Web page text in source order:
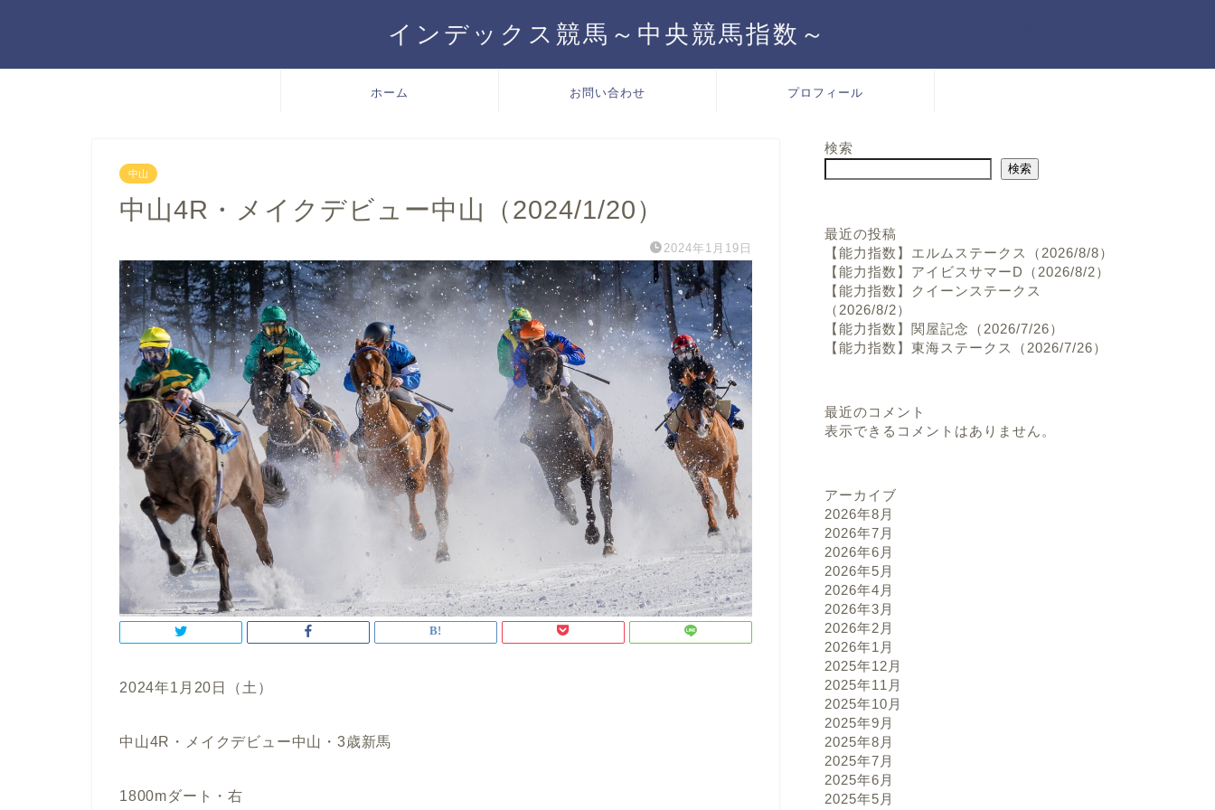
インデックス競馬～中央競馬指数～
ホーム お問い合わせ プロフィール
中山
中山4R・メイクデビュー中山（2024/1/20）
2024年1月19日
2024年1月20日（土）
中山4R・メイクデビュー中山・3歳新馬
1800mダート・右
検索
検索
最近の投稿
【能力指数】エルムステークス（2026/8/8）
【能力指数】アイビスサマーD（2026/8/2）
【能力指数】クイーンステークス
（2026/8/2）
【能力指数】関屋記念（2026/7/26）
【能力指数】東海ステークス（2026/7/26）
最近のコメント
表示できるコメントはありません。
アーカイブ
2026年8月
2026年7月
2026年6月
2026年5月
2026年4月
2026年3月
2026年2月
2026年1月
2025年12月
2025年11月
2025年10月
2025年9月
2025年8月
2025年7月
2025年6月
2025年5月